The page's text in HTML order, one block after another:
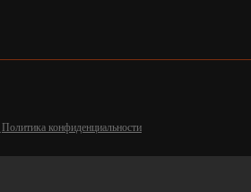
Политика конфиденциальности